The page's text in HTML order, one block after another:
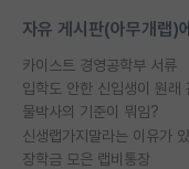
자유 게시판(아무개랩)
카이스트 경영공학부 서류
입학도 안한 신입생이 원래
물박사의 기준이 뭐임?
신생랩가지말라는 이유가
장학금 모은 랩비통장